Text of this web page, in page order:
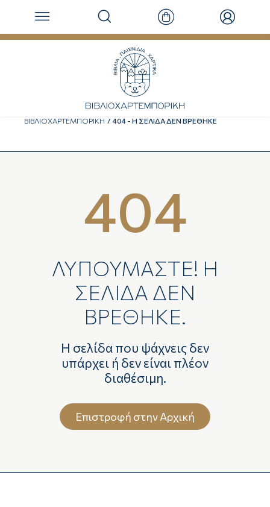
ΒΙΒΛΙΟΧΑΡΤΕΜΠΟΡΙΚΗ 404 - Η ΣΕΛΙΔΑ ΔΕΝ ΒΡΕΘΗΚΕ
404
ΛΥΠΟΥΜΑΣΤΕ! H
ΣΕΛΙΔΑ ΔΕΝ
ΒΡΕΘΗΚΕ.
Η σελίδα που ψάχνεις δεν
υπάρχει ή δεν είναι πλέον
διαθέσιμη.
Επιστροφή στην Αρχική